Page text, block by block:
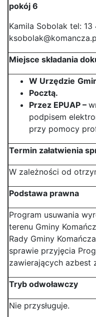
pokój 6
Kamila Sobolak tel:
Miejsce składania
W Urzędzie
Pocztą.
Przez EPUAP –
podpisem
przy pomocy
Termin załatwienia
W zależności od
Podstawa prawna
Program usuwania
terenu Gminy
Rady Gminy
sprawie przyjęcia
zawierających azbest
Tryb odwoławczy
Nie przysługuje.